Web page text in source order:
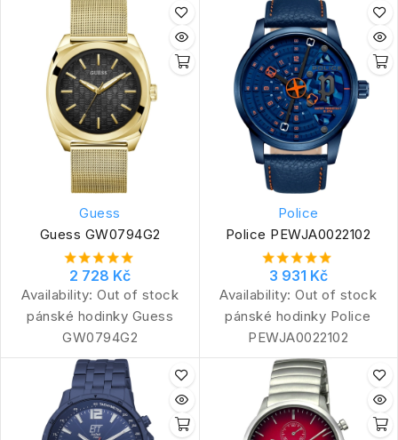
Guess
Guess GW0794G2
2 728 Kč
Availability: Out of stock
pánské hodinky Guess
GW0794G2
Police
Police PEWJA0022102
3 931 Kč
Availability: Out of stock
pánské hodinky Police
PEWJA0022102